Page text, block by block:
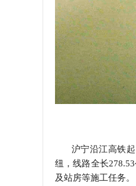
沪宁沿江高铁
纽，线路全长278.53
及站房等施工任务。